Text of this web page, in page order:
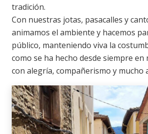
tradición.
Con nuestras jotas, pasacalles y
animamos el ambiente y hacemos
público, manteniendo viva la
como se ha hecho desde siempre
con alegría, compañerismo y mucho